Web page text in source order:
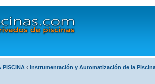
PISCINA ‹ Instrumentación y Automatización de la